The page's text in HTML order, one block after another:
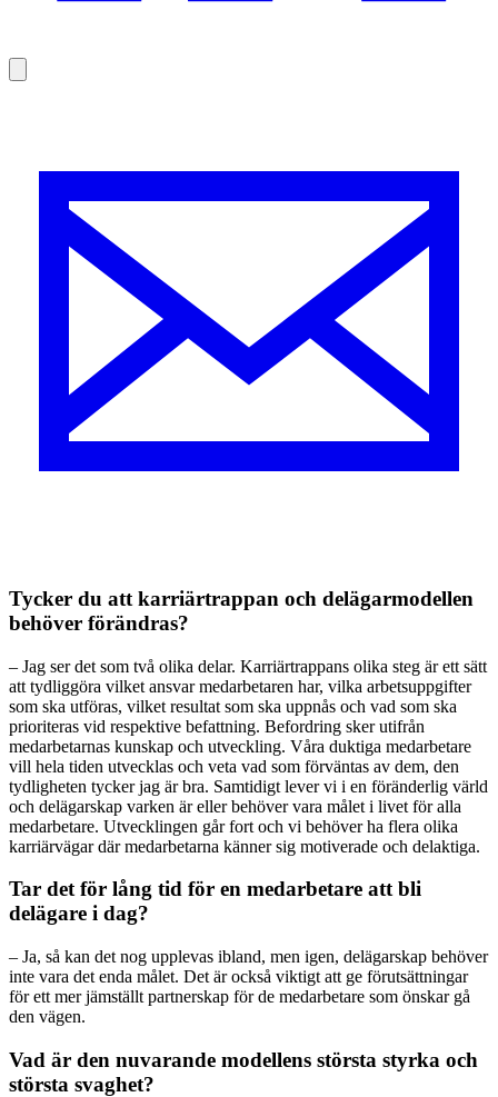
Tycker du att karriärtrappan och delägarmodellen
behöver förändras?
– Jag ser det som två olika delar. Karriärtrappans olika steg är ett sätt
att tydliggöra vilket ansvar medarbetaren har, vilka arbetsuppgifter
som ska utföras, vilket resultat som ska uppnås och vad som ska
prioriteras vid respektive befattning. Befordring sker utifrån
medarbetarnas kunskap och utveckling. Våra duktiga medarbetare
vill hela tiden utvecklas och veta vad som förväntas av dem, den
tydligheten tycker jag är bra. Samtidigt lever vi i en föränderlig värld
och delägarskap varken är eller behöver vara målet i livet för alla
medarbetare. Utvecklingen går fort och vi behöver ha flera olika
karriärvägar där medarbetarna känner sig motiverade och delaktiga.
Tar det för lång tid för en medarbetare att bli
delägare i dag?
– Ja, så kan det nog upplevas ibland, men igen, delägarskap behöver
inte vara det enda målet. Det är också viktigt att ge förutsättningar
för ett mer jämställt partnerskap för de medarbetare som önskar gå
den vägen.
Vad är den nuvarande modellens största styrka och
största svaghet?